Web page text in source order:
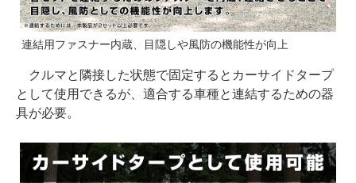
連結用ファスナー内蔵、目隠しや風防の機能性が向上
クルマと隣接した状態で固定するとカーサイドタープ
として使用できるが、適合する車種と連結するための器
具が必要。